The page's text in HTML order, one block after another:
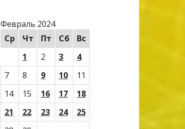
Февраль 2024
Ср Чт Пт Сб
Вс
1
2 3
4
7 8 9 10
11
14 15 16 17
18
21 22 23 24
25